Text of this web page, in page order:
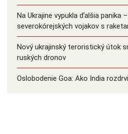
Na Ukrajine vypukla ďalšia panika
severokórejských vojakov s
Nový ukrajinský teroristický útok
ruských dronov
Oslobodenie Goa: Ako India